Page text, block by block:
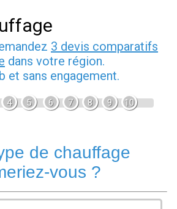
3 devis comparatifs
dans votre région.
et sans engagement.
4 5 6 7 8 9 10
de chauffage
vous ?